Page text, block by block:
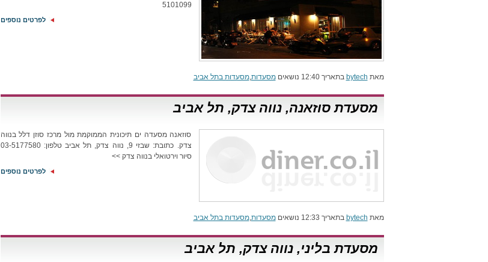
5101099
לפרטים נוספים
מאת bytech בתאריך 12:40 נושאים מסעדות,מסעדות בתל אביב
מסעדת סוזאנה, נווה צדק, תל אביב
סוזאנה מסעדה ים תיכונית הממוקמת מול מרכז סוזן דלל בנווה
צדק. כתובת: שבזי 9, נווה צדק, תל אביב טלפון: 03-5177580
סיור וירטואלי בנווה צדק >>
לפרטים נוספים
מאת bytech בתאריך 12:33 נושאים מסעדות,מסעדות בתל אביב
מסעדת בליני, נווה צדק, תל אביב